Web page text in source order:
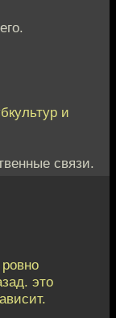
и
связи.
это